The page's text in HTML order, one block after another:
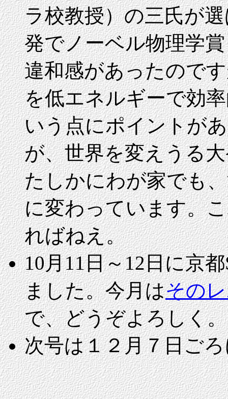
ラ校教授）の三氏が
発でノーベル物理学
違和感があったので
を低エネルギーで効
いう点にポイントが
が、世界を変えうる
たしかにわが家でも
に変わっています。
ればねえ。
10月11日～12日に京
ました。今月はその
で、どうぞよろしく。
次号は１２月７日ご